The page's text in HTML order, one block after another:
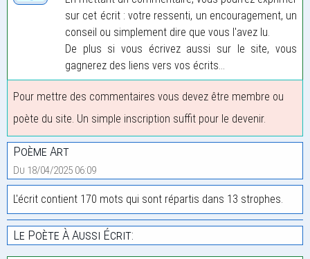
sur cet écrit : votre ressenti, un encouragement, un
conseil ou simplement dire que vous l'avez lu.
De plus si vous écrivez aussi sur le site, vous
gagnerez des liens vers vos écrits...
Pour mettre des commentaires vous devez être membre ou
poète du site. Un simple inscription suffit pour le devenir.
Poème Art
Du 18/04/2025 06:09
L'écrit contient 170 mots qui sont répartis dans 13 strophes.
Le Poète À Aussi Écrit: